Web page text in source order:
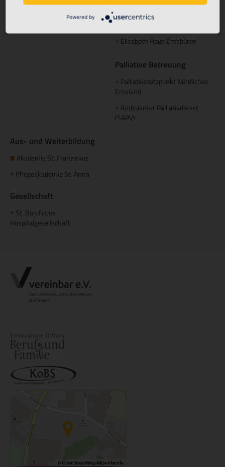
Betreutes Wohnen
Elisabeth Haus Emsbüren
Palliative Betreuung
+ Palliativstützpunkt Nördliches
Emsland
+ Ambulanter Palliativdienst
(SAPV)
Aus- und Weiterbildung
Akademie St. Franziskus
+ Pflegeakademie St. Anna
Gesellschaft
St. Bonifatius
Hospitalgesellschaft
Powered by